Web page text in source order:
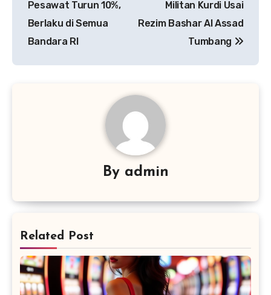
Pesawat Turun 10%,
Berlaku di Semua
Bandara RI
Militan Kurdi Usai
Rezim Bashar Al Assad
Tumbang
By admin
Related Post